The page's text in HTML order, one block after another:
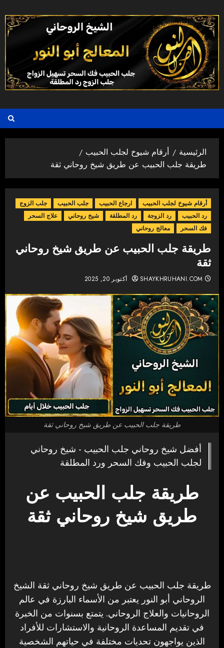
إلى
المحتوى
الرئيسية
أرقام شيوخ لجلب الحبيب
طريقة جلب الحبيب عن طريق شيخ روحاني ثقة
أرقام شيوخ لجلب الحبيب ارجاع الحبيب جلب الحبيب
جلب الزوج
رد الحبيب
رد الزوجة رد المطلقة شيخ روحاني
علاج السحر
فك السحر
معالج روحاني
طريقة جلب الحبيب عن طريق شيخ روحاني
ثقة
SHAYKHRUHANI.COM أكتوبر 20, 2025
طريقة جلب الحبيب عن طريق شيخ روحاني ثقة
أفضل شيخ روحاني جلب الحبيب - شيخ روحاني
لجلب الحبيب وفك السحر ورد المطلقة
طريقة جلب الحبيب عن
طريق شيخ روحاني ثقة
طريقة جلب الحبيب عن طريق شيخ روحاني ثقة الشيخ
الروحاني أبو النور يعتبر من الأسماء البارزة في عالم
الروحانيات والعلاج الروحاني. يتمتع بسنوات من الخبرة
في تقديم المساعدة الروحانية والاستشارات للأفراد
الذين يواجهون تحديات مختلفة في حياتهم الشخصية